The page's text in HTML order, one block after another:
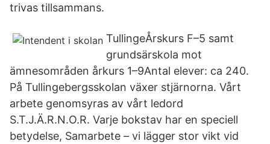
trivas tillsammans.
TullingeÅrskurs F–5 samt
grundsärskola mot
ämnesområden årkurs 1–9Antal elever: ca 240.
På Tullingebergsskolan växer stjärnorna. Vårt
arbete genomsyras av vårt ledord
S.T.J.Ä.R.N.O.R. Varje bokstav har en speciell
betydelse, Samarbete – vi lägger stor vikt vid